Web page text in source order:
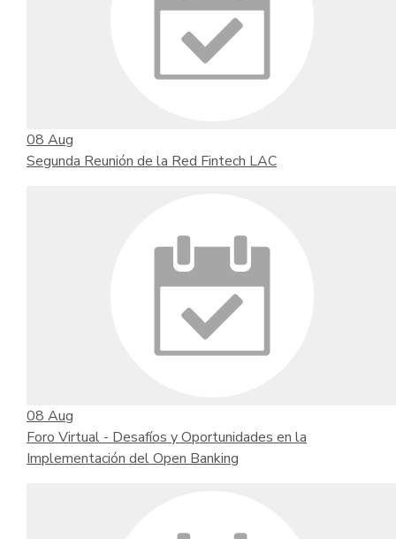
08 Aug
Segunda Reunión de la Red Fintech LAC
08 Aug
Foro Virtual - Desafíos y Oportunidades en la
Implementación del Open Banking